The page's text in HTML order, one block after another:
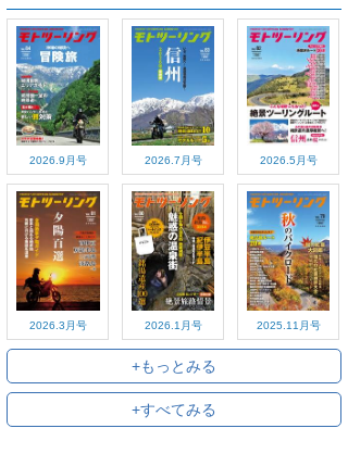
2026.9月号 2026.7月号 2026.5月号
2026.3月号 2026.1月号 2025.11月号
+もっとみる
+すべてみる